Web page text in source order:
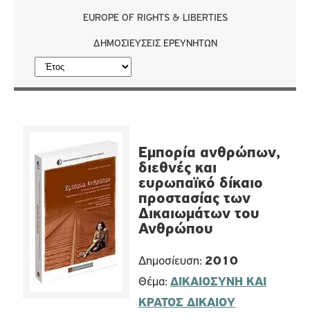
EUROPE OF RIGHTS & LIBERTIES
ΔΗΜΟΣΙΕΎΣΕΙΣ ΕΡΕΥΝΗΤΏΝ
Εμπορία ανθρώπων,
διεθνές και
ευρωπαϊκό δίκαιο
προστασίας των
Δικαιωμάτων του
Ανθρώπου
Δημοσίευση: 2010
Θέμα: ΔΙΚΑΙΟΣΥΝΗ ΚΑΙ
ΚΡΑΤΟΣ ΔΙΚΑΙΟΥ